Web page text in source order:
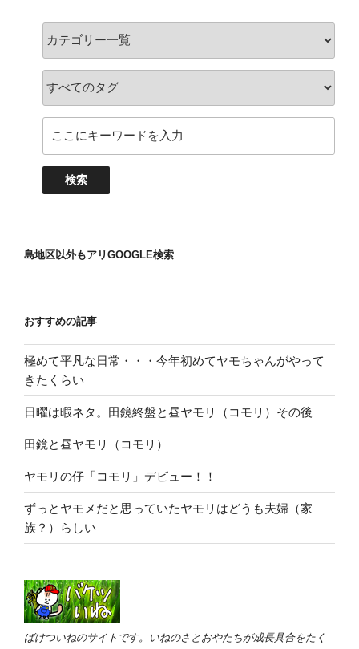
島地区以外もアリGOOGLE検索
おすすめの記事
極めて平凡な日常・・・今年初めてヤモちゃんがやって
きたくらい
日曜は暇ネタ。田鏡終盤と昼ヤモリ（コモリ）その後
田鏡と昼ヤモリ（コモリ）
ヤモリの仔「コモリ」デビュー！！
ずっとヤモメだと思っていたヤモリはどうも夫婦（家
族？）らしい
ばけついねのサイトです。いねのさとおやたちが成長具合をたく